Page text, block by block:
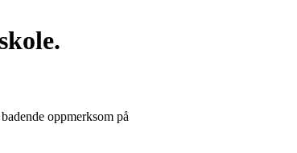
oppmerksom på